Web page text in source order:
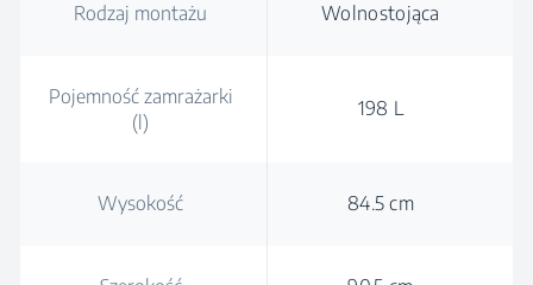
Rodzaj montażu Wolnostojąca
Pojemność zamrażarki
(l)
198 L
Wysokość 84.5 cm